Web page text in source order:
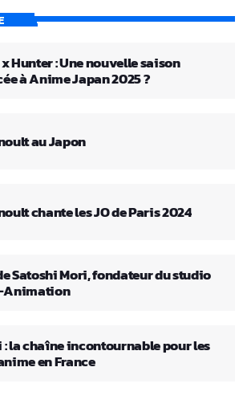
Hunter : Une nouvelle saison
à Anime Japan 2025 ?
au Japon
chante les JO de Paris 2024
Satoshi Mori, fondateur du studio
Animation
: la chaîne incontournable pour les
en France